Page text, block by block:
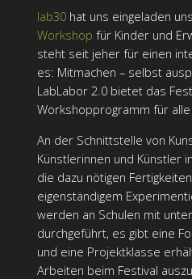
lab30 hat uns eingeladen
Workshop für Kinder und
steht seit jeher für einen
es: Mitmachen – selbst
LabLabor 2.0 bietet das
Workshopprogramm für
An der Schnittstelle von
Künstlerinnen und Künstler
die dazu nötigen
eigenständigem
werden an Schulen mit
durchgeführt, es gibt eine
und eine Projektklasse
Arbeiten beim Festival